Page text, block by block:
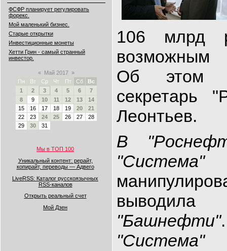
ФСФР планирует регулировать
форекс.
Мой маленький бизнес.
Старые открытки
Инвестиционные монеты
Хетти Грин - самый странный
инвестор.
« Май 2017 »
Пн
Вт Ср Чт Пт Сб
Вс
1
2 3 4 5 6
7
8
9 10 11 12 13
14
15
16 17 18 19 20
21
22
23 24 25 26 27
28
29
30 31
Мы в ТОП 100
Уникальный контент: рерайт,
копирайт, переводы — Адвего
LiveRSS: Каталог русскоязычных
RSS-каналов
Открыть реальный счет
Мой Дзен
106 млрд
возможным
Об этом
секретарь
Леонтьев.
В
"Система"
"Башнефти"
"Система"